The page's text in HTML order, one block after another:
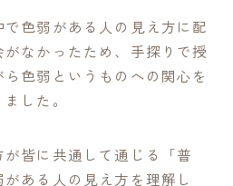
色弱がある人の見え方に配
なかったため、手探りで授
色弱というものへの関心を
した。
皆に共通して通じる「普
ある人の見え方を理解し